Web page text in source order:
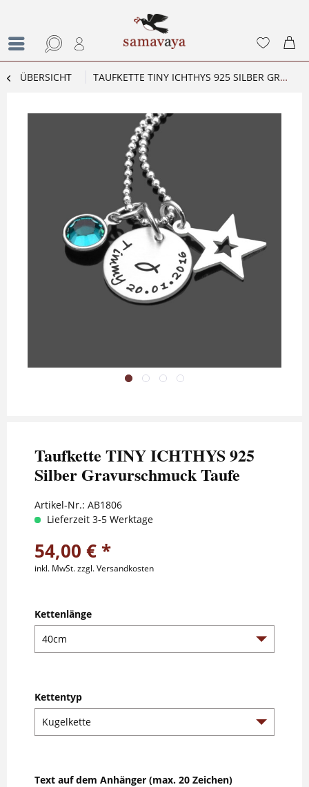
ÜBERSICHT TAUFKETTE TINY ICHTHYS 925 SILBER GRAVURSCHMUCK TAUFE
Taufkette TINY ICHTHYS 925
Silber Gravurschmuck Taufe
Artikel-Nr.: AB1806
Lieferzeit 3-5 Werktage
54,00 € *
inkl. MwSt.zzgl. Versandkosten
Kettenlänge
Kettentyp
Text auf dem Anhänger (max. 20 Zeichen)